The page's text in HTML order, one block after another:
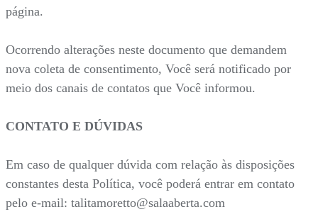
página.
Ocorrendo alterações neste documento que demandem
nova coleta de consentimento, Você será notificado por
meio dos canais de contatos que Você informou.
CONTATO E DÚVIDAS
Em caso de qualquer dúvida com relação às disposições
constantes desta Política, você poderá entrar em contato
pelo e-mail: talitamoretto@salaaberta.com